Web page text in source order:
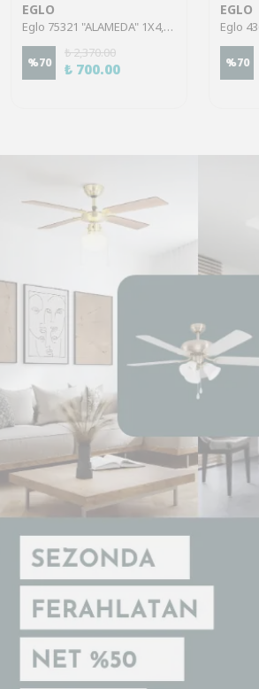
EGLO
Eglo 75321 "ALAMEDA" 1X4,5W Çelik Nikel Mat Sıva Üstü Spot
%70
₺ 2,370.00
₺ 700.00
EGLO
%70